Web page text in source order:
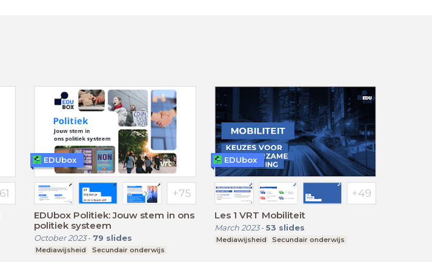
EDUbox Politiek: Jouw stem in ons
politiek systeem
October 2023- 79 slides
Mediawijsheid Secundair onderwijs
EDUbox
Les 1 VRT Mobiliteit
March 2023- 53 slides
Mediawijsheid Secundair onderwijs
EDUbox